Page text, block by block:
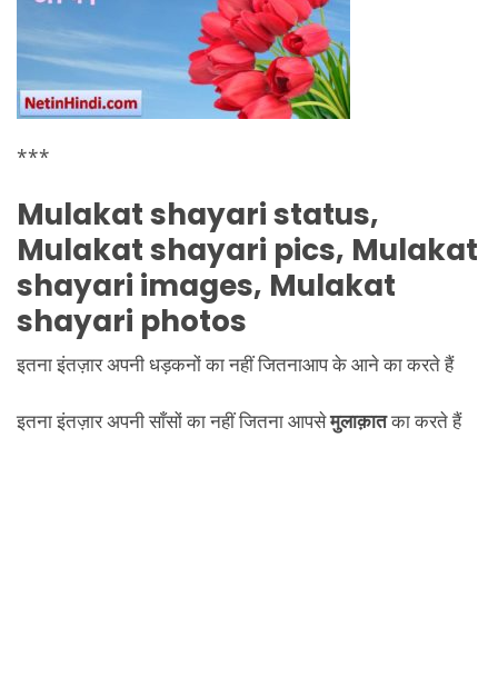
***
Mulakat shayari status,
Mulakat shayari pics, Mulakat
shayari images, Mulakat
shayari photos
इतना इंतज़ार अपनी धड़कनों का नहीं जितनाआप के आने का करते हैं
इतना इंतज़ार अपनी साँसों का नहीं जितना आपसेमुलाक़ातका करते हैं